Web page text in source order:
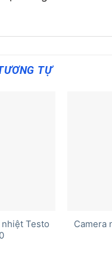
TỰ
Testo
Camera